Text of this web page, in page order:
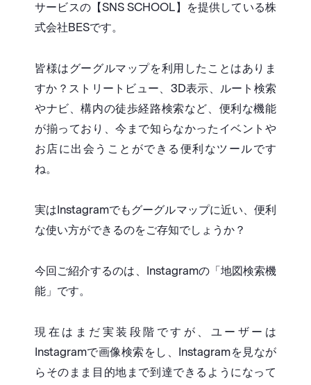
サービスの【SNS SCHOOL】を提供している株
式会社BESです。
皆様はグーグルマップを利用したことはありま
すか？ ストリートビュー、3D表示、ルート検索
やナビ、構内の徒歩経路検索など、便利な機能
が揃っており、今まで知らなかったイベントや
お店に出会うことができる便利なツールです
ね。
実はInstagramでもグーグルマップに近い、便利
な使い方ができるのをご存知でしょうか？
今回ご紹介するのは、Instagramの「地図検索機
能」です。
現在はまだ実装段階ですが、ユーザーは
Instagramで画像検索をし、Instagramを見なが
らそのまま目的地まで到達できるようになって